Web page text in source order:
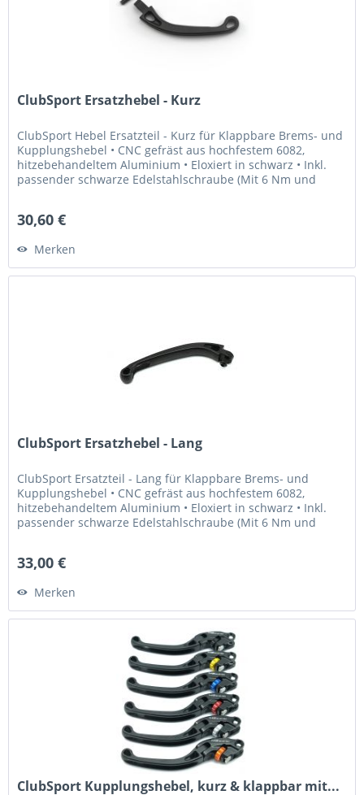
ClubSport Ersatzhebel - Kurz
ClubSport Hebel Ersatzteil - Kurz für Klappbare Brems- und
Kupplungshebel • CNC gefräst aus hochfestem 6082,
hitzebehandeltem Aluminium • Eloxiert in schwarz • Inkl.
passender schwarze Edelstahlschraube (Mit 6 Nm und
30,60 €
Merken
ClubSport Ersatzhebel - Lang
ClubSport Ersatzteil - Lang für Klappbare Brems- und
Kupplungshebel • CNC gefräst aus hochfestem 6082,
hitzebehandeltem Aluminium • Eloxiert in schwarz • Inkl.
passender schwarze Edelstahlschraube (Mit 6 Nm und
33,00 €
Merken
ClubSport Kupplungshebel, kurz & klappbar mit...